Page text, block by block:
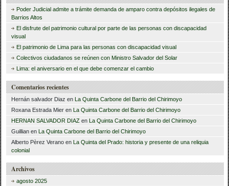
o
o
tir
s
c
a
r
:
Poder Judicial admite a trámite demanda de amparo contra depósitos ilegales de
Barrios Altos
El disfrute del patrimonio cultural por parte de las personas con discapacidad
visual
El patrimonio de Lima para las personas con discapacidad visual
Colectivos ciudadanos se reúnen con Ministro Salvador del Solar
Lima: el aniversario en el que debe comenzar el cambio
Comentarios recientes
Hernán salvador Diaz en La Quinta Carbone del Barrio del Chirimoyo
Roxana Estrada Mier en La Quinta Carbone del Barrio del Chirimoyo
HERNAN SALVADOR DIAZ en La Quinta Carbone del Barrio del Chirimoyo
Guillian en La Quinta Carbone del Barrio del Chirimoyo
Alberto Pèrez Verano en La Quinta del Prado: historia y presente de una reliquia
colonial
Archivos
agosto 2025